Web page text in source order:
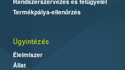
Termékpálya-ellenőrzés
Ügyintézés
Élelmiszer
Állat